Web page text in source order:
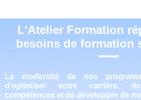
L'Atelier Formation
besoins de formation
La modernité de nos
d’optimiser votre carrière,
compétences et de développer de